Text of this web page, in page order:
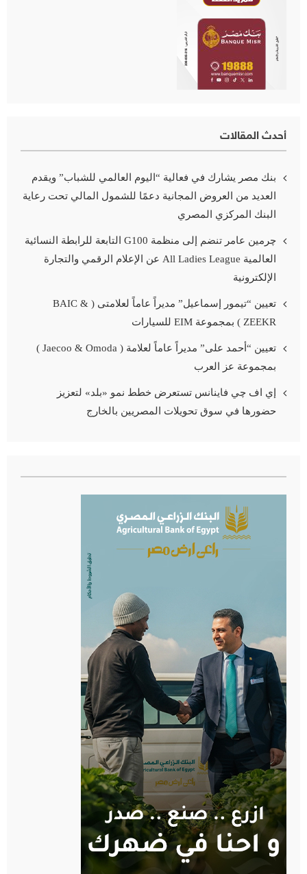
أحدث المقالات
بنك مصر يشارك في فعالية “اليوم العالمي للشباب” ويقدم
العديد من العروض المجانية دعمًا للشمول المالي تحت رعاية
البنك المركزي المصري
چرمين عامر تنضم إلى منظمة G100 التابعة للرابطة النسائية
العالمية All Ladies League عن الإعلام الرقمي والتجارة
الإلكترونية
تعيين “تيمور إسماعيل” مديراً عاماً لعلامتى ( BAIC &
ZEEKR ) بمجموعة EIM للسيارات
تعيين “أحمد على” مديراً عاماً لعلامة ( Jaecoo & Omoda )
بمجموعة عز العرب
إي اف چي فاينانس تستعرض خطط نمو «بلد» لتعزيز
حضورها في سوق تحويلات المصريين بالخارج